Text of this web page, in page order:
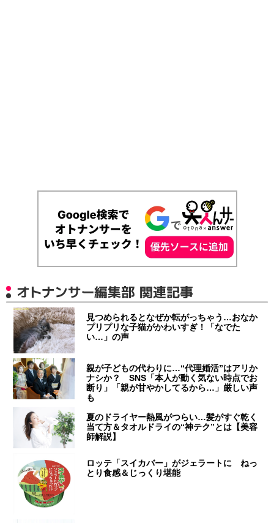
オトナンサー編集部 関連記事
見つめられるとなぜか転がっちゃう…おなか
プリプリな子猫がかわいすぎ！「なでた
い…」の声
親が子どもの代わりに…“代理婚活”はアリか
ナシか？ SNS「本人が動く気ない時点でお
断り」「親が甘やかしてるから…」厳しい声
も
夏のドライヤー熱風がつらい…髪がすぐ乾く
当て方＆タオルドライの“神テク”とは【美容
師解説】
ロッテ「スイカバー」がジェラートに ねっ
とり食感＆じっくり堪能